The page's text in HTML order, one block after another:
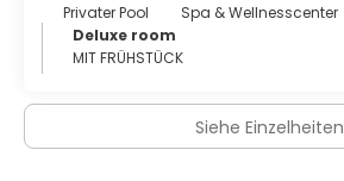
Privater Pool
Spa & Wellnesscenter
Deluxe room
MIT FRÜHSTÜCK
Siehe Einzelheiten